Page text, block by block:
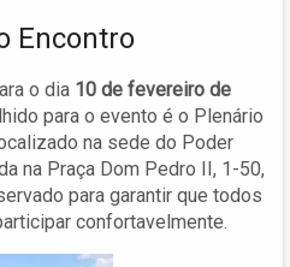
Encontro
o dia 10 de fevereiro de
para o evento é o Plenário
na sede do Poder
na Praça Dom Pedro II, 1-50,
para garantir que todos
confortavelmente.